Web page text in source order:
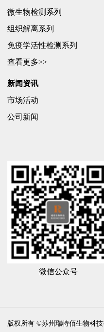
微生物检测系列
组织解离系列
免疫学活性检测系列
查看更多>>
新闻资讯
市场活动
公司新闻
微信公众号
版权所有 ©苏州瑞特佰生物科技